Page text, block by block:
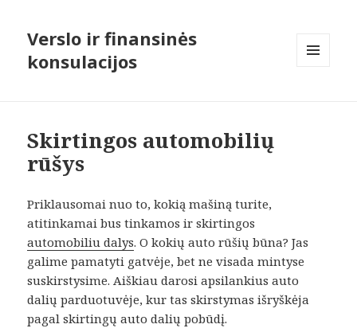
Verslo ir finansinės
konsulacijos
Skirtingos automobilių
rūšys
Priklausomai nuo to, kokią mašiną turite,
atitinkamai bus tinkamos ir skirtingos
automobiliu dalys. O kokių auto rūšių būna? Jas
galime pamatyti gatvėje, bet ne visada mintyse
suskirstysime. Aiškiau darosi apsilankius auto
dalių parduotuvėje, kur tas skirstymas išryškėja
pagal skirtingų auto dalių pobūdį.